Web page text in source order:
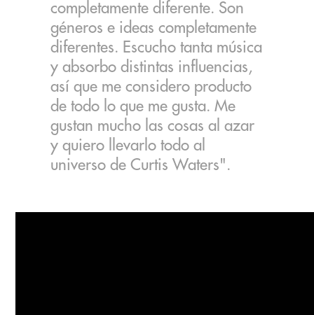
completamente diferente. Son
géneros e ideas completamente
diferentes. Escucho tanta música
y absorbo distintas influencias,
así que me considero producto
de todo lo que me gusta. Me
gustan mucho las cosas al azar
y quiero llevarlo todo al
universo de Curtis Waters".